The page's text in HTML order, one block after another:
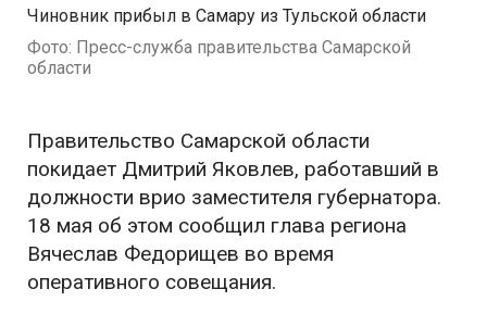
Чиновник прибыл в Самару из Тульской области
Фото: Пресс-служба правительства Самарской
области
Правительство Самарской области
покидает Дмитрий Яковлев, работавший в
должности врио заместителя губернатора.
18 мая об этом сообщил глава региона
Вячеслав Федорищев во время
оперативного совещания.